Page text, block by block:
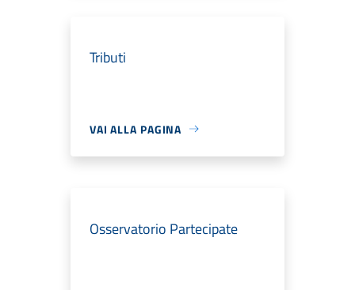
Tributi
VAI ALLA PAGINA
Osservatorio Partecipate